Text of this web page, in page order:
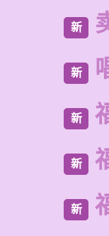
新
新
新
新
新